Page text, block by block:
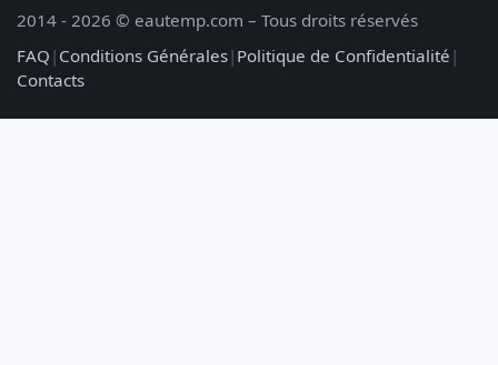
2014 - 2026 © eautemp.com – Tous droits réservés
FAQ | Conditions Générales| Politique de Confidentialité |
Contacts